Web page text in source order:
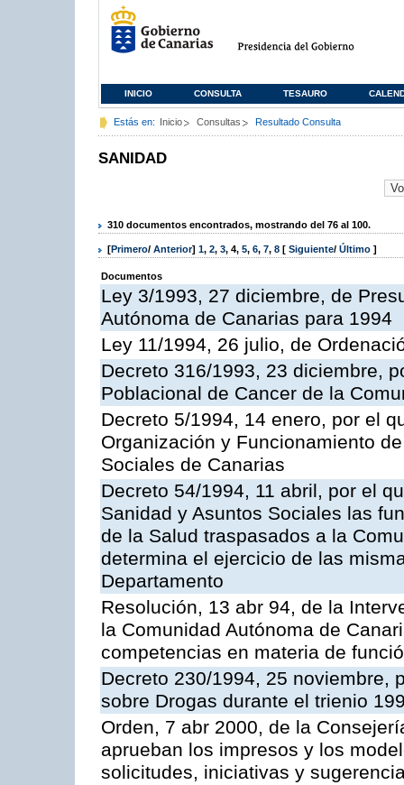
INICIO CONSULTA TESAURO
Estás en: Inicio Consultas Resultado Consulta
SANIDAD
310 documentos encontrados, mostrando del 76 al 100.
[Primero/ Anterior] 1, 2, 3, 4, 5, 6, 7, 8 [ Siguiente/ Último ]
Documentos
Ley 3/1993, 27 diciembre, de
Autónoma de Canarias para 1994
Ley 11/1994, 26 julio, de
Decreto 316/1993, 23 diciembre,
Poblacional de Cancer de la
Decreto 5/1994, 14 enero, por el
Organización y Funcionamiento
Sociales de Canarias
Decreto 54/1994, 11 abril, por el
Sanidad y Asuntos Sociales las
de la Salud traspasados a la
determina el ejercicio de las
Departamento
Resolución, 13 abr 94, de la
la Comunidad Autónoma de
competencias en materia de
Decreto 230/1994, 25 noviembre,
sobre Drogas durante el trienio
Orden, 7 abr 2000, de la
aprueban los impresos y los
solicitudes, iniciativas y